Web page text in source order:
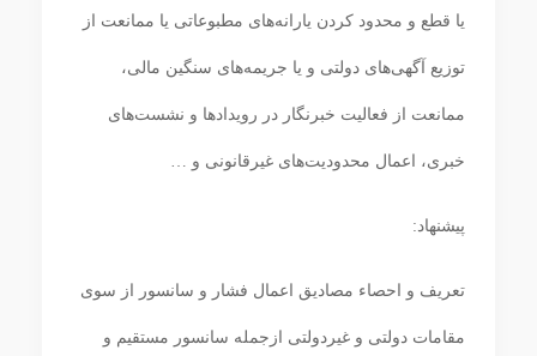
یا قطع و محدود کردن یارانه‌های مطبوعاتی یا ممانعت از
توزیع آگهی‌های دولتی و یا جریمه‌های سنگین مالی،
ممانعت از فعالیت خبرنگار در رویدادها و نشست‌های
خبری، اعمال محدودیت‌های غیرقانونی و …
پیشنهاد:
تعریف و احصاء مصادیق اعمال فشار و سانسور از سوی
مقامات دولتی و غیردولتی ازجمله سانسور مستقیم و